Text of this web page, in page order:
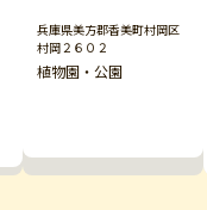
兵庫県美方郡香美町村岡区
村岡２６０２
植物園・公園